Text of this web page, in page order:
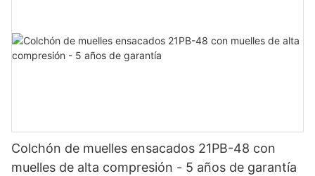
Colchón de muelles ensacados 21PB-48 con
muelles de alta compresión - 5 años de garantía